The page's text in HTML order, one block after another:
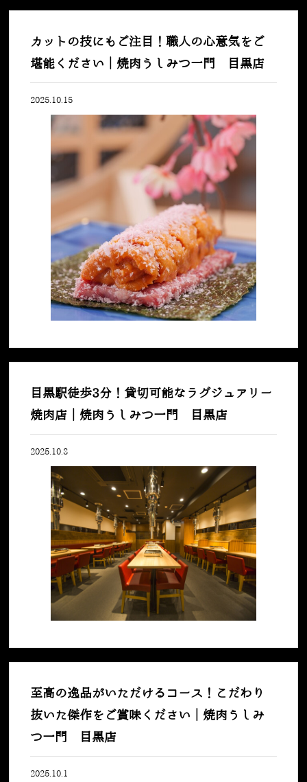
カットの技にもご注目！職人の心意気をご
堪能ください｜焼肉うしみつ一門 目黒店
2025.10.15
目黒駅徒歩3分！貸切可能なラグジュアリー
焼肉店｜焼肉うしみつ一門 目黒店
2025.10.8
至高の逸品がいただけるコース！こだわり
抜いた傑作をご賞味ください｜焼肉うしみ
つ一門 目黒店
2025.10.1